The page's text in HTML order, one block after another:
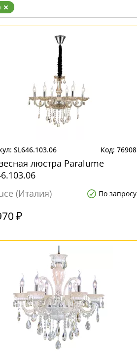
SL646.103.06 76908
люстра Paralume
(Италия)
По запросу
₽